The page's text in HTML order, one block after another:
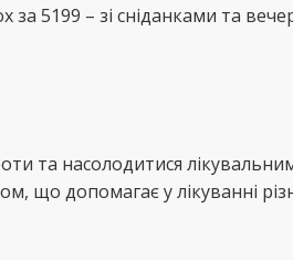
5199 – зі сніданками та
та насолодитися
що допомагає у лікуванні